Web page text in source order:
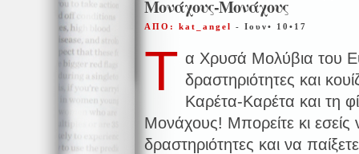
Μονάχους-Μονάχους
ΑΠΟ: kat_angel - Ιουν• 10•17
Τ α Χρυσά Μολύβια του
δραστηριότητες και
Καρέτα-Καρέτα και τη
Μονάχους! Μπορείτε κι εσείς
δραστηριότητες και να